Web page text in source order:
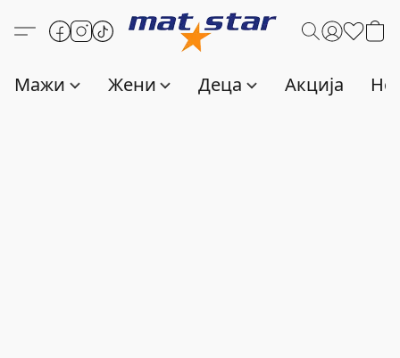
Мажи Жени Деца Акција